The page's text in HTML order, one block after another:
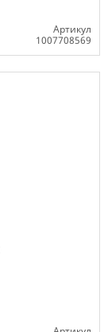
Артикул
1007708569